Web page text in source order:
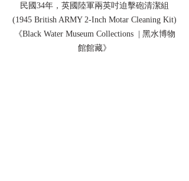
民國34年，英國陸軍兩英吋迫擊砲清潔組
(1945 British ARMY 2-Inch Motar Cleaning Kit)
《Black Water Museum Collections  | 黑水博物
館館藏》